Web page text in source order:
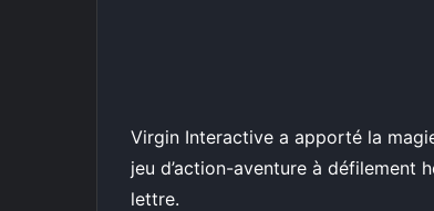
Virgin Interactive a apporté la
jeu d’action-aventure à défilement
lettre.